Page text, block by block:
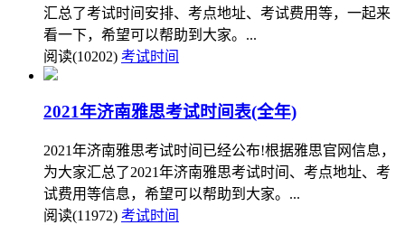
汇总了考试时间安排、考点地址、考试费用等，一起来
看一下，希望可以帮助到大家。...
阅读(10202) 考试时间
2021年济南雅思考试时间表(全年)
2021年济南雅思考试时间已经公布!根据雅思官网信息，
为大家汇总了2021年济南雅思考试时间、考点地址、考
试费用等信息，希望可以帮助到大家。...
阅读(11972) 考试时间